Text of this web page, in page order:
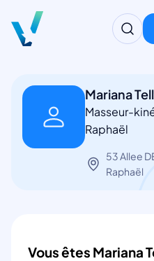
Mariana
Masseur-
Raphaël
53 Allee
Raphaël
Vous êtes Mariana